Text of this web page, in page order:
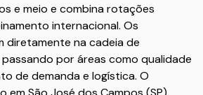
e meio e combina rotações
internacional. Os
diretamente na cadeia de
por áreas como qualidade
de demanda e logística. O